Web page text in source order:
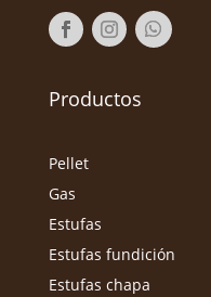
Productos
Pellet
Gas
Estufas
Estufas fundición
Estufas chapa